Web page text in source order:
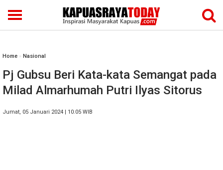
Home » Nasional
Pj Gubsu Beri Kata-kata Semangat pada
Milad Almarhumah Putri Ilyas Sitorus
Jumat, 05 Januari 2024 | 10.05 WIB